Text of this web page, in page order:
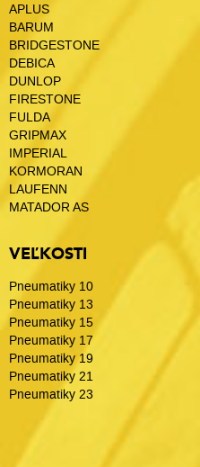
APLUS
BARUM
BRIDGESTONE
DEBICA
DUNLOP
FIRESTONE
FULDA
GRIPMAX
IMPERIAL
KORMORAN
LAUFENN
MATADOR AS
VEĽKOSTI
Pneumatiky 10
Pneumatiky 13
Pneumatiky 15
Pneumatiky 17
Pneumatiky 19
Pneumatiky 21
Pneumatiky 23